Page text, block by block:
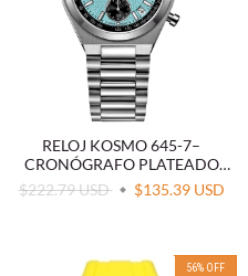
RELOJ KOSMO 645-7–
CRONÓGRAFO PLATEADO
CON DIAL BLACK & BLUE Y
CRISTAL ZAFIRO
$222.79 USD $135.39 USD
56% OFF